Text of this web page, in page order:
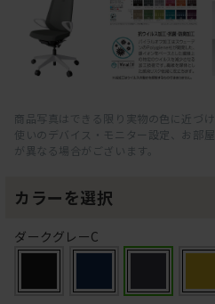
商品写真はできる限り実物の色に近づ
使いのデバイス・モニター設定、お部
が異なる場合がございます。
カラーを選択
ダークグレーC